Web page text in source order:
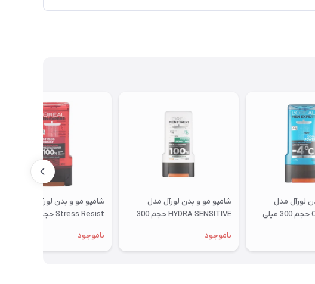
لورآل مدل
COOL POWER حجم 300 میلی
شامپو مو و بدن لورآل مدل
HYDRA SENSITIVE حجم 300
ناموجود
شامپو مو و بدن لورآل مدل
ناموجود